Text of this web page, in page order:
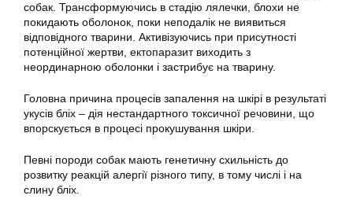
собак. Трансформуючись в стадію лялечки, блохи не
покидають оболонок, поки неподалік не виявиться
відповідного тварини. Активізуючись при присутності
потенційної жертви, ектопаразит виходить з
неординарною оболонки і застрибує на тварину.
Головна причина процесів запалення на шкірі в результаті
укусів бліх – дія нестандартного токсичної речовини, що
впорскується в процесі прокушування шкіри.
Певні породи собак мають генетичну схильність до
розвитку реакцій алергії різного типу, в тому числі і на
слину бліх.